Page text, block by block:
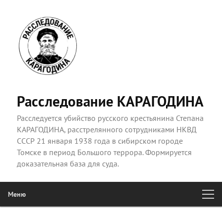
Расследование КАРАГОДИНА
Расследуется убийство русского крестьянина Степана
КАРАГОДИНА, расстрелянного сотрудниками НКВД
СССР 21 января 1938 года в сибирском городе
Томске в период Большого террора. Формируется
доказательная база для суда.
Меню